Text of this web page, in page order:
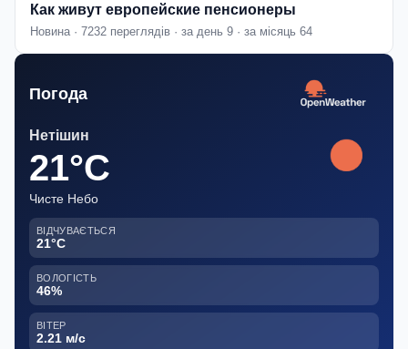
Как живут европейские пенсионеры
Новина · 7232 переглядів · за день 9 · за місяць 64
Погода
Нетішин
21°C
Чисте Небо
ВІДЧУВАЄТЬСЯ
21°C
ВОЛОГІСТЬ
46%
ВІТЕР
2.21 м/с